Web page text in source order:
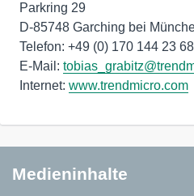
Parkring 29
D-85748 Garching bei
Telefon: +49 (0) 170 144 23 68
E-Mail:
Internet: www.trendmicro.com
Medieninhalte